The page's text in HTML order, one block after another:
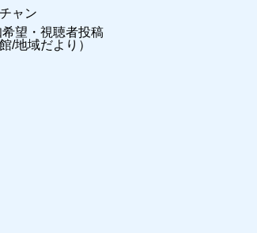
ャン
望・視聴者投稿
/地域だより）